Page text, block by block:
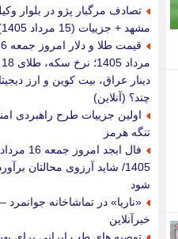
تصادف مرگبار پژو در بلوار
مشهد + جزییات (15 مرداد 1405)
قیمت طلا و
دینار عراق، بیت کوین و ارز
چند؟ (آنلاین)
اولین جزییات طرح راهبردی
تنگه هرمز
فال ابجد امروز جمعه 16 مرداد
1405/ شاید آرزوی محالتان
شود
«ناریا» در تماشاخانه جوانمرد –
خبرآنلاین